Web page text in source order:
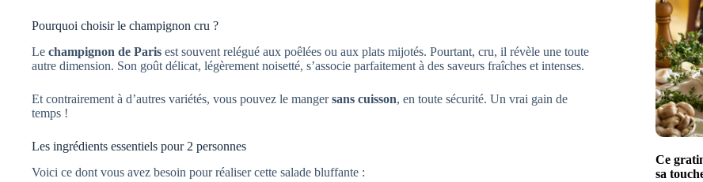
Pourquoi choisir le champignon cru ?
Le champignon de Paris est souvent relégué aux poêlées ou aux plats mijotés. Pourtant, cru, il révèle une toute
autre dimension. Son goût délicat, légèrement noisetté, s’associe parfaitement à des saveurs fraîches et intenses.
Et contrairement à d’autres variétés, vous pouvez le mangersans cuisson, en toute sécurité. Un vrai gain de
temps !
Les ingrédients essentiels pour 2 personnes
Voici ce dont vous avez besoin pour réaliser cette salade bluffante :
Ce
sa